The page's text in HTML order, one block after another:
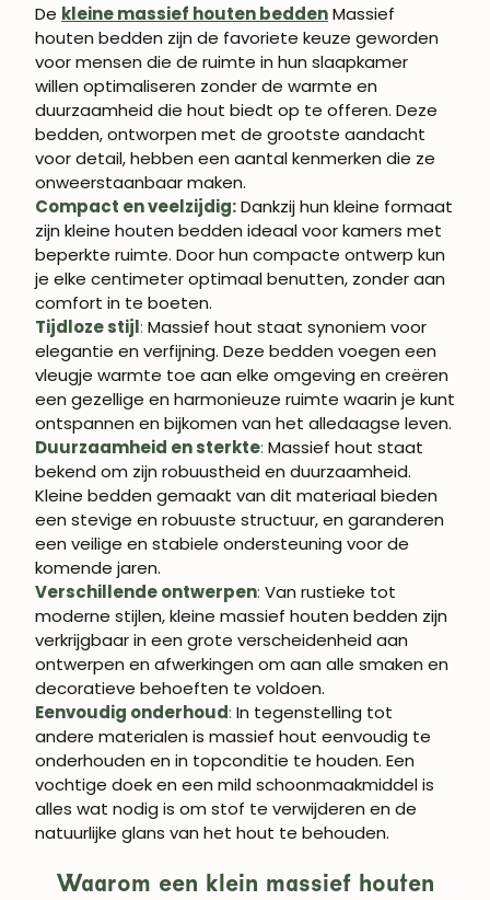
De kleine massief houten beddenMassief
houten bedden zijn de favoriete keuze geworden
voor mensen die de ruimte in hun slaapkamer
willen optimaliseren zonder de warmte en
duurzaamheid die hout biedt op te offeren. Deze
bedden, ontworpen met de grootste aandacht
voor detail, hebben een aantal kenmerken die ze
onweerstaanbaar maken.
Compact en veelzijdig:Dankzij hun kleine formaat
zijn kleine houten bedden ideaal voor kamers met
beperkte ruimte. Door hun compacte ontwerp kun
je elke centimeter optimaal benutten, zonder aan
comfort in te boeten.
Tijdloze stijl: Massief hout staat synoniem voor
elegantie en verfijning. Deze bedden voegen een
vleugje warmte toe aan elke omgeving en creëren
een gezellige en harmonieuze ruimte waarin je kunt
ontspannen en bijkomen van het alledaagse leven.
Duurzaamheid en sterkte: Massief hout staat
bekend om zijn robuustheid en duurzaamheid.
Kleine bedden gemaakt van dit materiaal bieden
een stevige en robuuste structuur, en garanderen
een veilige en stabiele ondersteuning voor de
komende jaren.
Verschillende ontwerpen: Van rustieke tot
moderne stijlen, kleine massief houten bedden zijn
verkrijgbaar in een grote verscheidenheid aan
ontwerpen en afwerkingen om aan alle smaken en
decoratieve behoeften te voldoen.
Eenvoudig onderhoud: In tegenstelling tot
andere materialen is massief hout eenvoudig te
onderhouden en in topconditie te houden. Een
vochtige doek en een mild schoonmaakmiddel is
alles wat nodig is om stof te verwijderen en de
natuurlijke glans van het hout te behouden.
Waarom een klein massief houten